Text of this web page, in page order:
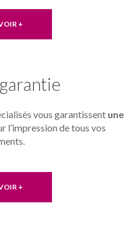
+
vous garantissent une
l’impression de tous vos
+